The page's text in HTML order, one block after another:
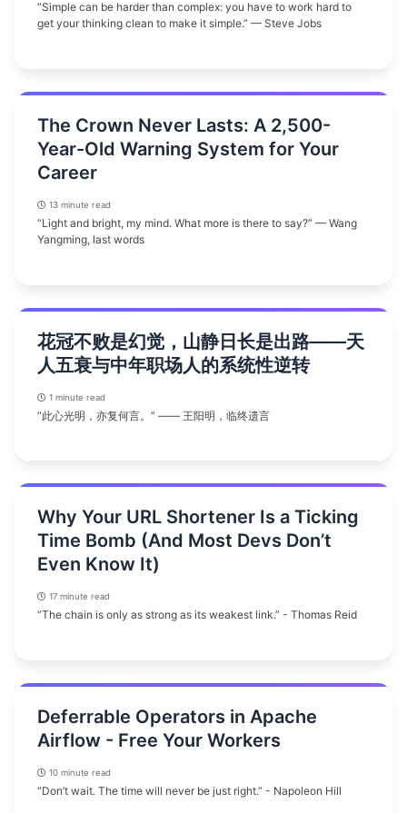
“Simple can be harder than complex: you have to work hard to
get your thinking clean to make it simple.” — Steve Jobs
The Crown Never Lasts: A 2,500-
Year-Old Warning System for Your
Career
13 minute read
“Light and bright, my mind. What more is there to say?” — Wang
Yangming, last words
花冠不败是幻觉，山静日长是出路——天
人五衰与中年职场人的系统性逆转
1 minute read
“此心光明，亦复何言。” —— 王阳明，临终遗言
Why Your URL Shortener Is a Ticking
Time Bomb (And Most Devs Don’t
Even Know It)
17 minute read
“The chain is only as strong as its weakest link.” - Thomas Reid
Deferrable Operators in Apache
Airflow - Free Your Workers
10 minute read
“Don’t wait. The time will never be just right.” - Napoleon Hill